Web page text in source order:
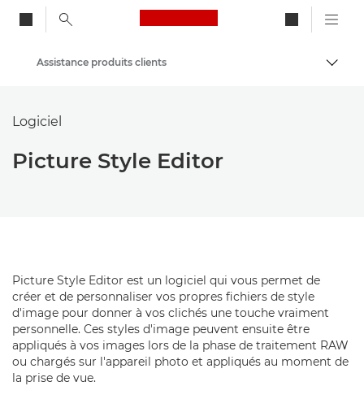
Canon Logo, back to
Assistance produits clients
Logiciel
Picture Style Editor
Picture Style Editor est un logiciel qui vous permet de
créer et de personnaliser vos propres fichiers de style
d'image pour donner à vos clichés une touche vraiment
personnelle. Ces styles d'image peuvent ensuite être
appliqués à vos images lors de la phase de traitement RAW
ou chargés sur l'appareil photo et appliqués au moment de
la prise de vue.